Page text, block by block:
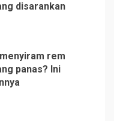
disarankan
rem
panas? Ini